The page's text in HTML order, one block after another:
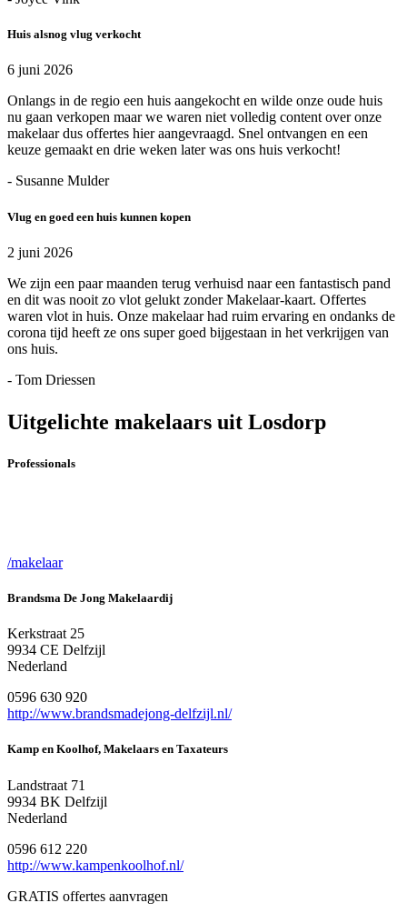
Huis alsnog vlug verkocht
6 juni 2026
Onlangs in de regio een huis aangekocht en wilde onze oude huis
nu gaan verkopen maar we waren niet volledig content over onze
makelaar dus offertes hier aangevraagd. Snel ontvangen en een
keuze gemaakt en drie weken later was ons huis verkocht!
- Susanne Mulder
Vlug en goed een huis kunnen kopen
2 juni 2026
We zijn een paar maanden terug verhuisd naar een fantastisch pand
en dit was nooit zo vlot gelukt zonder Makelaar-kaart. Offertes
waren vlot in huis. Onze makelaar had ruim ervaring en ondanks de
corona tijd heeft ze ons super goed bijgestaan in het verkrijgen van
ons huis.
- Tom Driessen
Uitgelichte makelaars uit Losdorp
Professionals
/makelaar
Brandsma De Jong Makelaardij
Kerkstraat 25
9934 CE Delfzijl
Nederland
0596 630 920
http://www.brandsmadejong-delfzijl.nl/
Kamp en Koolhof, Makelaars en Taxateurs
Landstraat 71
9934 BK Delfzijl
Nederland
0596 612 220
http://www.kampenkoolhof.nl/
GRATIS offertes aanvragen